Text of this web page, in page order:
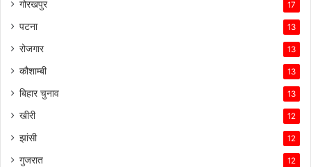
गोरखपुर 17
पटना 13
रोजगार 13
कौशाम्बी 13
बिहार चुनाव 13
खीरी 12
झांसी 12
गुजरात 12